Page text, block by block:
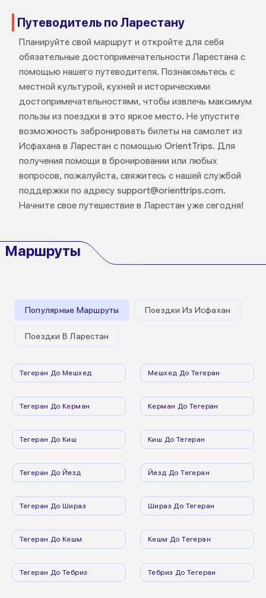
Путеводитель по Ларестану
Планируйте свой маршрут и откройте для себя
обязательные достопримечательности Ларестана с
помощью нашего путеводителя. Познакомьтесь с
местной культурой, кухней и историческими
достопримечательностями, чтобы извлечь максимум
пользы из поездки в это яркое место. Не упустите
возможность забронировать билеты на самолет из
Исфахана в Ларестан с помощью OrientTrips. Для
получения помощи в бронировании или любых
вопросов, пожалуйста, свяжитесь с нашей службой
поддержки по адресу support@orienttrips.com.
Начните свое путешествие в Ларестан уже сегодня!
Маршруты
Популярные Маршруты Поездки Из Исфахан
Поездки В Ларестан
Тегеран До Мешхед Мешхед До Тегеран
Тегеран До Керман Керман До Тегеран
Тегеран До Киш Киш До Тегеран
Тегеран До Йезд Йезд До Тегеран
Тегеран До Шираз Шираз До Тегеран
Тегеран До Кешм Кешм До Тегеран
Тегеран До Тебриз Тебриз До Тегеран